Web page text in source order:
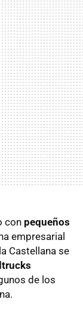
con pequeños
empresarial
Castellana se
de los